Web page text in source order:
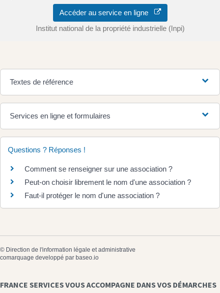
Accéder au service en ligne
Institut national de la propriété industrielle (Inpi)
Textes de référence
Services en ligne et formulaires
Questions ? Réponses !
Comment se renseigner sur une association ?
Peut-on choisir librement le nom d'une association ?
Faut-il protéger le nom d'une association ?
© Direction de l'information légale et administrative
comarquage developpé par baseo.io
FRANCE SERVICES VOUS ACCOMPAGNE DANS VOS DÉMARCHES